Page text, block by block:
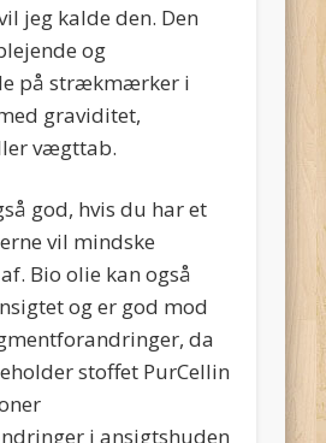
jeg kalde den. Den
og
på strækmærker i
graviditet,
vægttab.
god, hvis du har et
vil mindske
Bio olie kan også
og er god mod
da
stoffet PurCellin
i ansigtshuden